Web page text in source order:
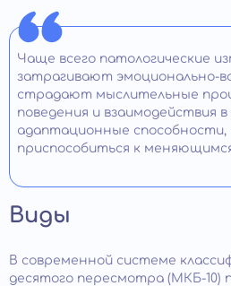
Чаще всего патологические
затрагивают эмоционально-
страдают мыслительные
поведения и взаимодействия
адаптационные
приспособиться к
Виды
В современной системе
десятого пересмотра (МКБ-10)